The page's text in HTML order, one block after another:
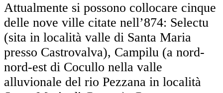
Attualmente si possono collocare cinque
delle nove ville citate nell’874: Selectu
(sita in località valle di Santa Maria
presso Castrovalva), Campilu (a nord-
nord-est di Cocullo nella valle
alluvionale del rio Pezzana in località